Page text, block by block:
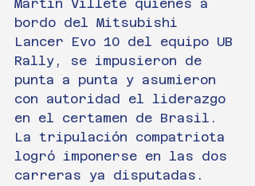
Martín Villete quienes a
bordo del Mitsubishi
Lancer Evo 10 del equipo UB
Rally, se impusieron de
punta a punta y asumieron
con autoridad el liderazgo
en el certamen de Brasil.
La tripulación compatriota
logró imponerse en las dos
carreras ya disputadas.